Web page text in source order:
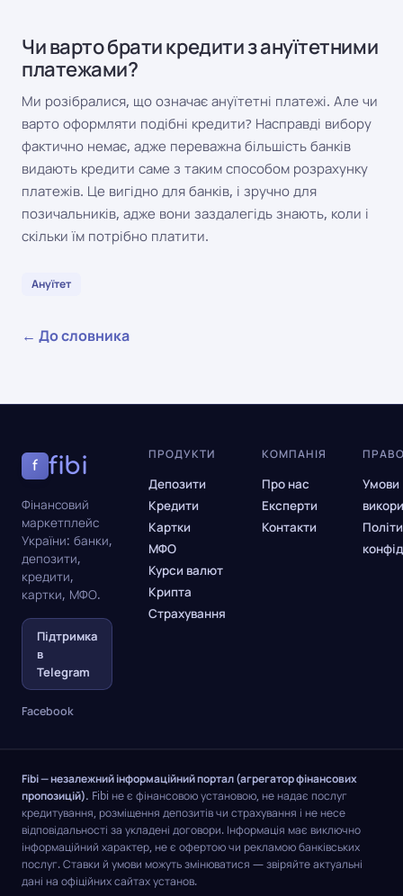
Чи варто брати кредити з ануїтетними
платежами?
Ми розібралися, що означає ануїтетні платежі. Але чи
варто оформляти подібні кредити? Насправді вибору
фактично немає, адже переважна більшість банків
видають кредити саме з таким способом розрахунку
платежів. Це вигідно для банків, і зручно для
позичальників, адже вони заздалегідь знають, коли і
скільки їм потрібно платити.
Ануїтет
← До словника
f fibi
Фінансовий
маркетплейс
України: банки,
депозити,
кредити,
картки, МФО.
Підтримка
в
Telegram
Facebook
ПРОДУКТИ
Депозити
Кредити
Картки
МФО
Курси валют
Крипта
Страхування
КОМПАНІЯ
Про нас
Експерти
Контакти
Умови
Fibi — незалежний інформаційний портал (агрегатор фінансових
пропозицій). Fibi не є фінансовою установою, не надає послуг
кредитування, розміщення депозитів чи страхування і не несе
відповідальності за укладені договори. Інформація має виключно
інформаційний характер, не є офертою чи рекламою банківських
послуг. Ставки й умови можуть змінюватися — звіряйте актуальні
дані на офіційних сайтах установ.